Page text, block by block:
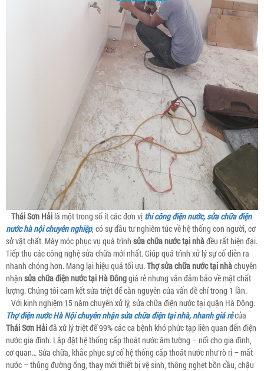
Thái Sơn Hải là một trong số ít các đơn vị thi công điện nước, sửa chữa điện
nước hà nội chuyên nghiệp, có sự đầu tư nghiêm túc về hệ thống con người, cơ
sở vật chất. Máy móc phục vụ quá trình sửa chữa nước tại nhàđều rất hiện đại.
Tiếp thu các công nghệ sửa chữa mới nhất. Giúp quá trình xử lý sự cố diễn ra
nhanh chóng hơn. Mang lại hiệu quả tối ưu.Thợ sửa chữa nước tại nhàchuyên
nhận sửa chữa điện nước tại Hà Đônggiá rẻ nhưng vẫn đảm bảo về mặt chất
lượng. Chúng tôi cam kết sửa triệt để căn nguyên của vấn đề chỉ trong 1 lần.
Với kinh nghiệm 15 năm chuyên xử lý, sửa chữa điện nước tại quận Hà Đông.
Thợ điện nước Hà Nội chuyên nhận sửa chữa điện tại nhà, nhanh giá rẻcủa
Thái Sơn Hảiđã xử lý triệt để 99% các ca bệnh khó phức tạp liên quan đến điện
nước gia đình. Lắp đặt hệ thống cấp thoát nước âm tường – nổi cho gia đình,
cơ quan… Sửa chữa, khắc phục sự cố hệ thống cấp thoát nước như rò rỉ – mất
nước – thủng đường ống, thay mới thiết bị vệ sinh, thông nghẹt bồn cầu, chậu